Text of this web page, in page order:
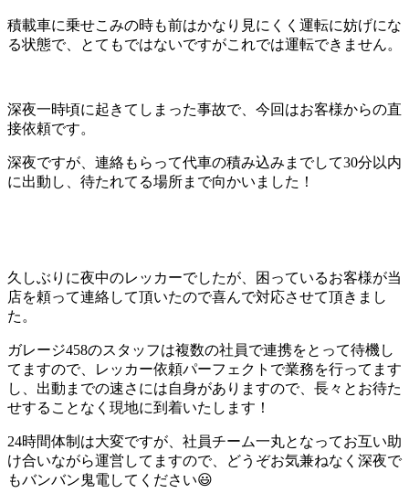
積載車に乗せこみの時も前はかなり見にくく運転に妨げにな
る状態で、とてもではないですがこれでは運転できません。
深夜一時頃に起きてしまった事故で、今回はお客様からの直
接依頼です。
深夜ですが、連絡もらって代車の積み込みまでして30分以内
に出動し、待たれてる場所まで向かいました！
久しぶりに夜中のレッカーでしたが、困っているお客様が当
店を頼って連絡して頂いたので喜んで対応させて頂きまし
た。
ガレージ458のスタッフは複数の社員で連携をとって待機し
てますので、レッカー依頼パーフェクトで業務を行ってます
し、出動までの速さには自身がありますので、長々とお待た
せすることなく現地に到着いたします！
24時間体制は大変ですが、社員チーム一丸となってお互い助
け合いながら運営してますので、どうぞお気兼ねなく深夜で
もバンバン鬼電してください😃